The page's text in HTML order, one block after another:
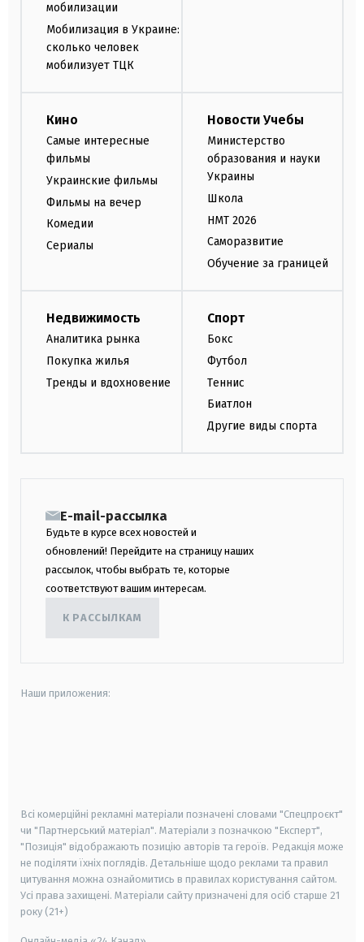
мобилизации
Мобилизация в Украине:
сколько человек
мобилизует ТЦК
Кино
Самые интересные
фильмы
Украинские фильмы
Фильмы на вечер
Комедии
Сериалы
Новости Учебы
Министерство
образования и науки
Украины
Школа
НМТ 2026
Саморазвитие
Обучение за границей
Недвижимость
Аналитика рынка
Покупка жилья
Тренды и вдохновение
Спорт
Бокс
Футбол
Теннис
Биатлон
Другие виды спорта
E-mail-рассылка
Будьте в курсе всех новостей и
обновлений! Перейдите на страницу наших
рассылок, чтобы выбрать те, которые
соответствуют вашим интересам.
К РАССЫЛКАМ
Наши приложения:
Всі комерційні рекламні матеріали позначені словами "Спецпроєкт"
чи "Партнерський матеріал". Матеріали з позначкою "Експерт",
"Позиція" відображають позицію авторів та героїв. Редакція може
не поділяти їхніх поглядів. Детальніше щодо реклами та правил
цитування можна ознайомитись в правилах користування сайтом.
Усі права захищені. Матеріали сайту призначені для осіб старше 21
року (21+)